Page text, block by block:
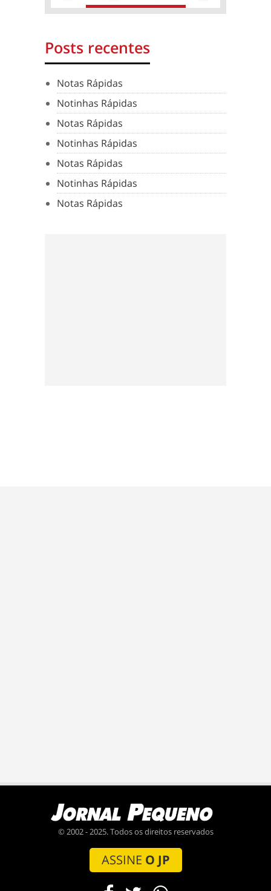
Posts recentes
Notas Rápidas
Notinhas Rápidas
Notas Rápidas
Notinhas Rápidas
Notas Rápidas
Notinhas Rápidas
Notas Rápidas
© 2002 - 2025. Todos os direitos reservados
ASSINE O JP